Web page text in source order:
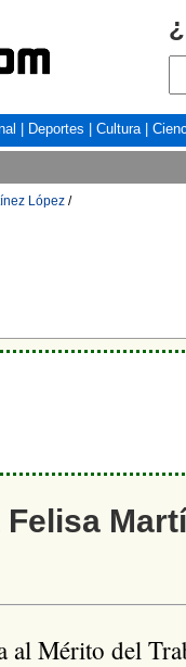
Deportes Cultura|
López /
al Mérito del